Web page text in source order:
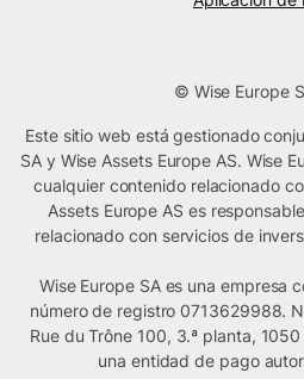
© Wise Europe
Este sitio web está gestionado
SA y Wise Assets Europe AS. Wise
cualquier contenido relacionado
Assets Europe AS es
relacionado con servicios de
Wise Europe SA es una empresa
número de registro 0713629988.
Rue du Trône 100, 3.ª planta,
una entidad de pago